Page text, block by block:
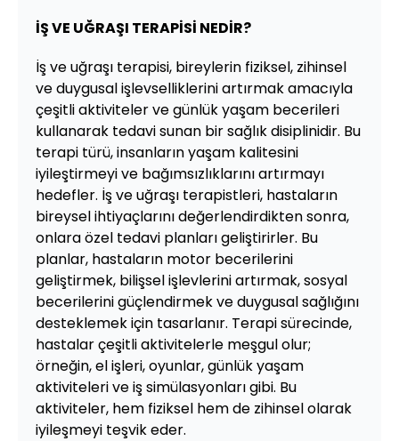
İŞ VE UĞRAŞI TERAPİSİ NEDİR?
İş ve uğraşı terapisi, bireylerin fiziksel, zihinsel
ve duygusal işlevselliklerini artırmak amacıyla
çeşitli aktiviteler ve günlük yaşam becerileri
kullanarak tedavi sunan bir sağlık disiplinidir. Bu
terapi türü, insanların yaşam kalitesini
iyileştirmeyi ve bağımsızlıklarını artırmayı
hedefler. İş ve uğraşı terapistleri, hastaların
bireysel ihtiyaçlarını değerlendirdikten sonra,
onlara özel tedavi planları geliştirirler. Bu
planlar, hastaların motor becerilerini
geliştirmek, bilişsel işlevlerini artırmak, sosyal
becerilerini güçlendirmek ve duygusal sağlığını
desteklemek için tasarlanır. Terapi sürecinde,
hastalar çeşitli aktivitelerle meşgul olur;
örneğin, el işleri, oyunlar, günlük yaşam
aktiviteleri ve iş simülasyonları gibi. Bu
aktiviteler, hem fiziksel hem de zihinsel olarak
iyileşmeyi teşvik eder.